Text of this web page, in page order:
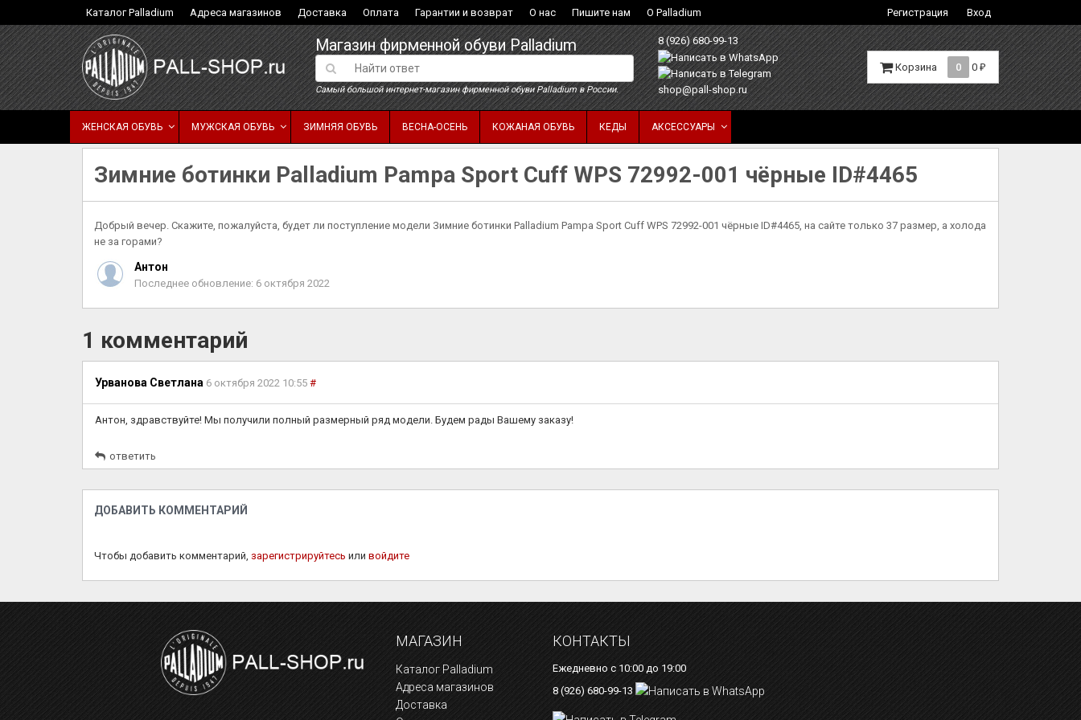
Каталог Palladium Адреса магазинов Доставка Оплата Гарантии и возврат О нас Пишите нам О Palladium Регистрация Вход
Магазин фирменной обуви Palladium
Самый большой интернет-магазин фирменной обуви Palladium в России.
8 (926) 680-99-13
shop@pall-shop.ru
Корзина 0 0 ₽
ЖЕНСКАЯ ОБУВЬ МУЖСКАЯ ОБУВЬ ЗИМНЯЯ ОБУВЬ ВЕСНА-ОСЕНЬ КОЖАНАЯ ОБУВЬ КЕДЫ АКСЕССУАРЫ
Зимние ботинки Palladium Pampa Sport Cuff WPS 72992-001 чёрные ID#4465
Добрый вечер. Скажите, пожалуйста, будет ли поступление модели Зимние ботинки Palladium Pampa Sport Cuff WPS 72992-001 чёрные ID#4465, на сайте только 37 размер, а холода
не за горами?
Антон
Последнее обновление: 6 октября 2022
1 комментарий
Урванова Светлана 6 октября 2022 10:55 #
Антон, здравствуйте! Мы получили полный размерный ряд модели. Будем рады Вашему заказу!
ответить
ДОБАВИТЬ КОММЕНТАРИЙ
Чтобы добавить комментарий, зарегистрируйтесь или войдите
МАГАЗИН
Каталог Palladium
Адреса магазинов
Доставка
КОНТАКТЫ
Ежедневно с 10:00 до 19:00
8 (926) 680-99-13